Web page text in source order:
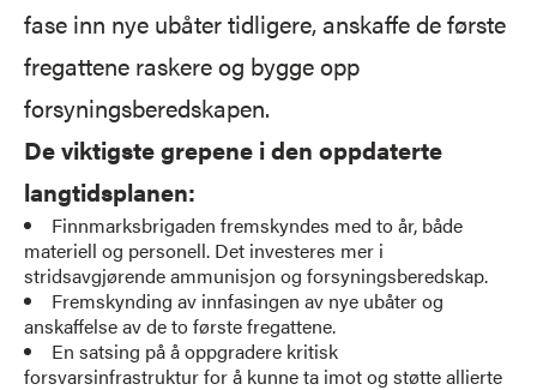
fase inn nye ubåter tidligere, anskaffe de første
fregattene raskere og bygge opp
forsyningsberedskapen.
De viktigste grepene i den oppdaterte
langtidsplanen:
Finnmarksbrigaden fremskyndes med to år, både
materiell og personell. Det investeres mer i
stridsavgjørende ammunisjon og forsyningsberedskap.
Fremskynding av innfasingen av nye ubåter og
anskaffelse av de to første fregattene.
En satsing på å oppgradere kritisk
forsvarsinfrastruktur for å kunne ta imot og støtte allierte